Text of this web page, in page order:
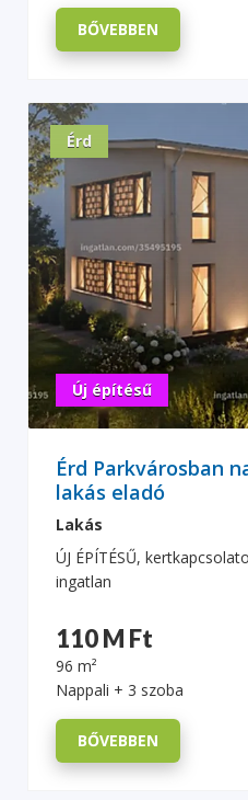
BŐVEBBEN
Érd
Új építésű
Érd Parkvárosban
lakás eladó
Lakás
ÚJ ÉPÍTÉSŰ,
ingatlan
110 M Ft
96 m²
Nappali + 3 szoba
BŐVEBBEN